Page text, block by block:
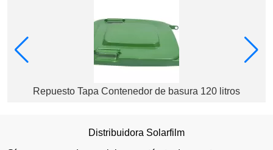
Repuesto Tapa Contenedor de basura 120 litros
Distribuidora Solarfilm